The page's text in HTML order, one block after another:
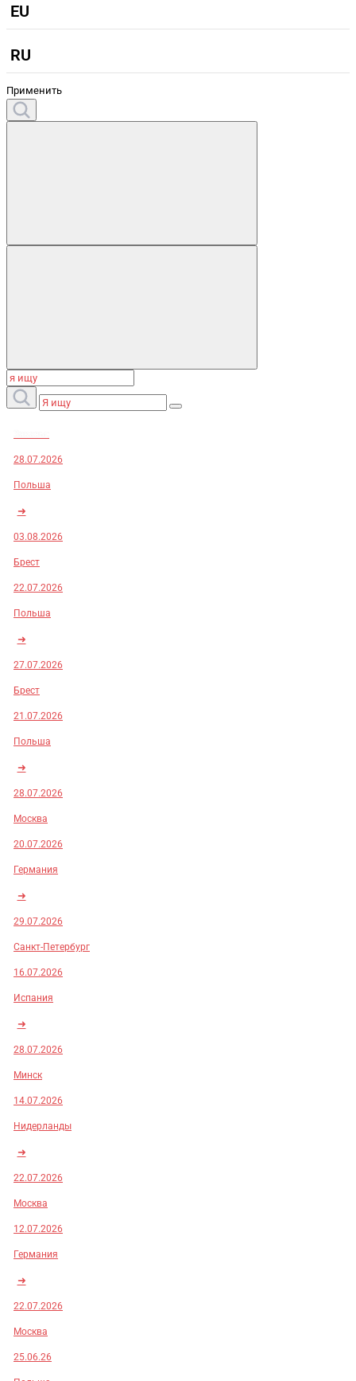
EU
RU
Применить
28.07.2026
Польша
➜
03.08.2026
Брест
22.07.2026
Польша
➜
27.07.2026
Брест
21.07.2026
Польша
➜
28.07.2026
Москва
20.07.2026
Германия
➜
29.07.2026
Санкт-Петербург
16.07.2026
Испания
➜
28.07.2026
Минск
14.07.2026
Нидерланды
➜
22.07.2026
Москва
12.07.2026
Германия
➜
22.07.2026
Москва
25.06.26